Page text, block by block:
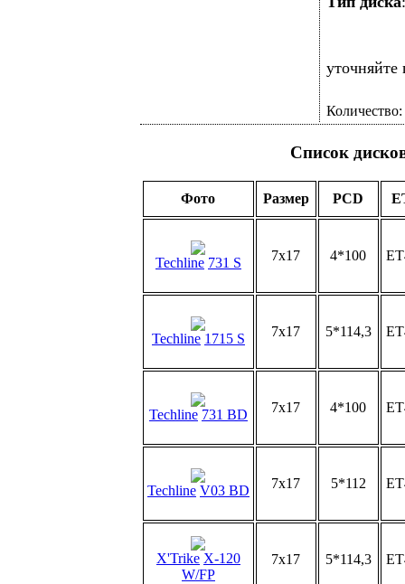
уточняйте
Количество:
Список
Фото Размер PCD
Techline 731 S 7x17 4*100
Techline 1715 S 7x17 5*114,3
Techline 731 BD 7x17 4*100
Techline V03 BD 7x17 5*112
X'Trike X-120
W/FP
7x17 5*114,3